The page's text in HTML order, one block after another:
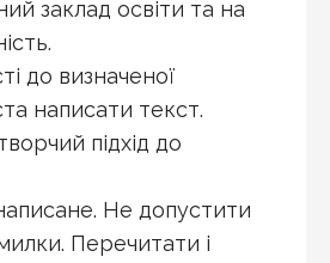
заклад освіти та на
до визначеної
написати текст.
підхід до
Не допустити
Перечитати і